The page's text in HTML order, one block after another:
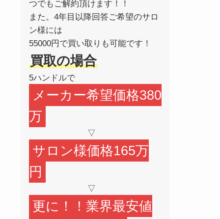
つでもご解約頂けます！！
また。4年目以降回答ご希望のサロ
ン様には
55000円で買い取りも可能です！
買取の場合
5ハンドルで
メーカー希望価格380
万
▽
サロン様価格165万
円
▽
更に！！業界最安値